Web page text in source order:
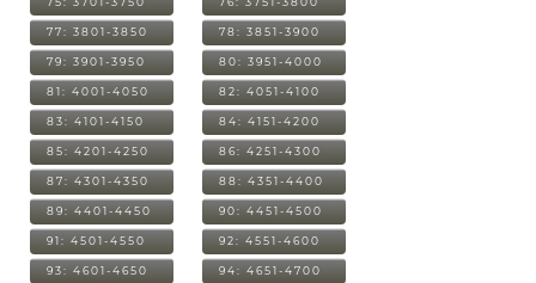
77: 3801-3850 78: 3851-3900
79: 3901-3950 80: 3951-4000
81: 4001-4050 82: 4051-4100
83: 4101-4150 84: 4151-4200
85: 4201-4250 86: 4251-4300
87: 4301-4350 88: 4351-4400
89: 4401-4450 90: 4451-4500
91: 4501-4550 92: 4551-4600
93: 4601-4650 94: 4651-4700